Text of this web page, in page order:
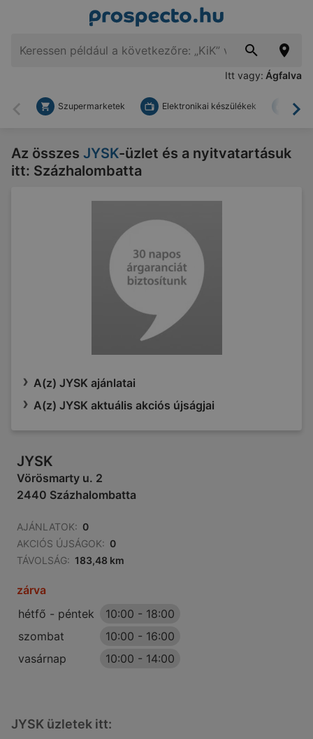
Itt vagy: Ágfalva
Vissza
Szupermarketek Elektronikai készülékek
Az összes JYSK-üzlet és a nyitvatartásuk
itt: Százhalombatta
A(z) JYSK ajánlatai
A(z) JYSK aktuális akciós újságjai
JYSK
Vörösmarty u. 2
2440 Százhalombatta
AJÁNLATOK: 0
AKCIÓS ÚJSÁGOK: 0
TÁVOLSÁG: 183,48 km
zárva
hétfő - péntek
10:00 - 18:00
szombat
10:00 - 16:00
vasárnap
10:00 - 14:00
JYSK üzletek itt: